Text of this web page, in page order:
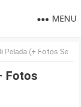
MENU
(+ Fotos Sensuais de Biquíni)
Fotos